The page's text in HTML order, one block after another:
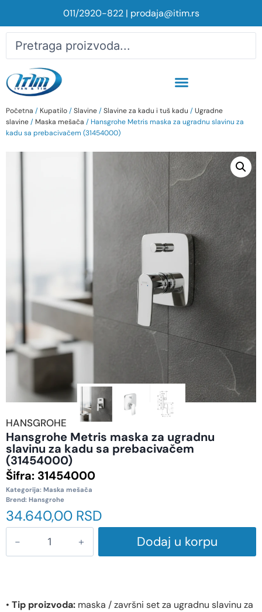
011/2920-822| prodaja@itim.rs
Početna / Kupatilo/Slavine/Slavine za kadu i tuš kadu /Ugradne
slavine/ Maska mešača / Hansgrohe Metris maska za ugradnu slavinu za
kadu sa prebacivačem (31454000)
HANSGROHE
Hansgrohe Metris maska za ugradnu
slavinu za kadu sa prebacivačem
(31454000)
Šifra: 31454000
Kategorija: Maska mešača
Brend: Hansgrohe
34.640,00 RSD
Dodaj u korpu
• Tip proizvoda: maska / završni set za ugradnu slavinu za